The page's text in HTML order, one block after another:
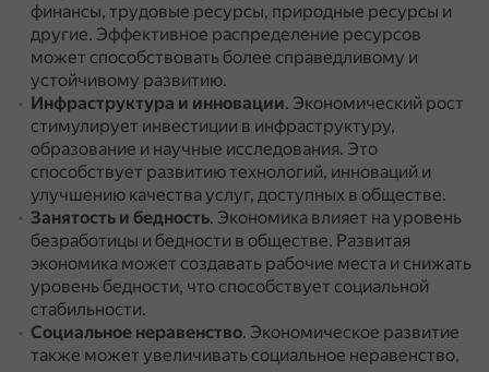
финансы, трудовые ресурсы, природные ресурсы и
другие. Эффективное распределение ресурсов
может способствовать более справедливому и
устойчивому развитию.
Инфраструктура и инновации. Экономический рост
стимулирует инвестиции в инфраструктуру,
образование и научные исследования. Это
способствует развитию технологий, инноваций и
улучшению качества услуг, доступных в обществе.
Занятость и бедность. Экономика влияет на уровень
безработицы и бедности в обществе. Развитая
экономика может создавать рабочие места и снижать
уровень бедности, что способствует социальной
стабильности.
Социальное неравенство. Экономическое развитие
также может увеличивать социальное неравенство,